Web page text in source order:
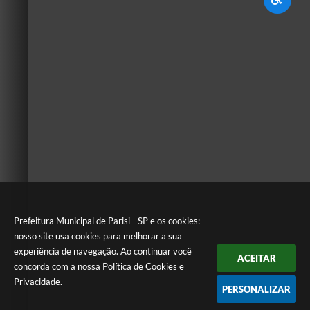
Prefeitura Municipal de Parisi - SP e os cookies:
nosso site usa cookies para melhorar a sua
experiência de navegação. Ao continuar você
concorda com a nossa Política de Cookies e
Privacidade.
ACEITAR
PERSONALIZAR